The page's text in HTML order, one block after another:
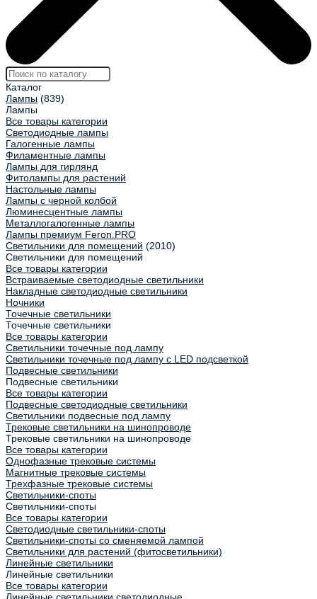
Каталог
Лампы (839)
Лампы
Все товары категории
Светодиодные лампы
Галогенные лампы
Филаментные лампы
Лампы для гирлянд
Фитолампы для растений
Настольные лампы
Лампы с черной колбой
Люминесцентные лампы
Металлогалогенные лампы
Лампы премиум Feron.PRO
Светильники для помещений (2010)
Светильники для помещений
Все товары категории
Встраиваемые светодиодные светильники
Накладные светодиодные светильники
Ночники
Точечные светильники
Точечные светильники
Все товары категории
Светильники точечные под лампу
Светильники точечные под лампу с LED подсветкой
Подвесные светильники
Подвесные светильники
Все товары категории
Подвесные светодиодные светильники
Светильники подвесные под лампу
Трековые светильники на шинопроводе
Трековые светильники на шинопроводе
Все товары категории
Однофазные трековые системы
Магнитные трековые системы
Трехфазные трековые системы
Светильники-споты
Светильники-споты
Все товары категории
Светодиодные светильники-споты
Светильники-споты со сменяемой лампой
Светильники для растений (фитосветильники)
Линейные светильники
Линейные светильники
Все товары категории